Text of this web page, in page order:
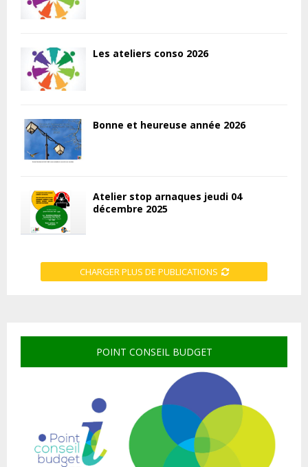
Les ateliers conso 2026
Bonne et heureuse année 2026
Atelier stop arnaques jeudi 04
décembre 2025
CHARGER PLUS DE PUBLICATIONS
POINT CONSEIL BUDGET